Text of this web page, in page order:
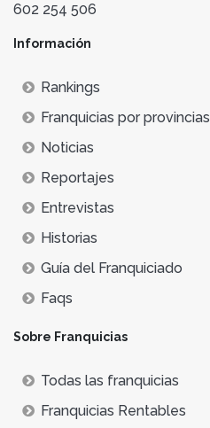
602 254 506
Información
Rankings
Franquicias por provincias
Noticias
Reportajes
Entrevistas
Historias
Guía del Franquiciado
Faqs
Sobre Franquicias
Todas las franquicias
Franquicias Rentables